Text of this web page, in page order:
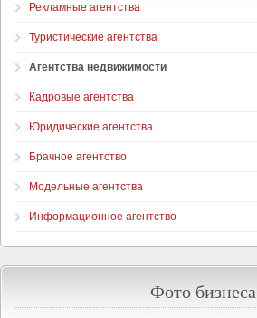
Рекламные агентства
Туристические агентства
Агентства недвижимости
Кадровые агентства
Юридические агентства
Брачное агентство
Модельные агентства
Информационное агентство
Фото бизнеса